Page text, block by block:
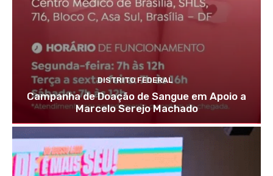
DISTRITO FEDERAL
Campanha de Doação de Sangue em Apoio a
Marcelo Serejo Machado